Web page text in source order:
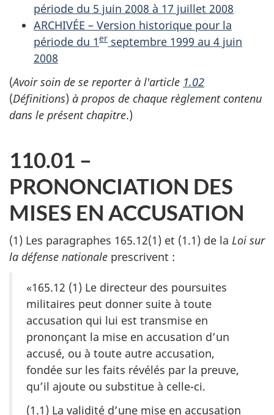
période du 5 juin 2008 à 17 juillet 2008
ARCHIVÉE – Version historique pour la
période du 1er septembre 1999 au 4 juin
2008
(Avoir soin de se reporter à l'article 1.02
(Définitions) à propos de chaque règlement contenu
dans le présent chapitre.)
110.01 –
PRONONCIATION DES
MISES EN ACCUSATION
(1) Les paragraphes 165.12(1) et (1.1) de la Loi sur
la défense nationale prescrivent :
«165.12 (1) Le directeur des poursuites
militaires peut donner suite à toute
accusation qui lui est transmise en
prononçant la mise en accusation d’un
accusé, ou à toute autre accusation,
fondée sur les faits révélés par la preuve,
qu’il ajoute ou substitue à celle-ci.
(1.1) La validité d’une mise en accusation